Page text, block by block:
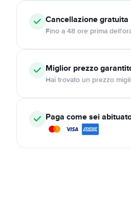
Cancellazionegratuita
Fino a 48 ore prima
Miglior prezzo
Hai trovato un prezzo
Paga come sei